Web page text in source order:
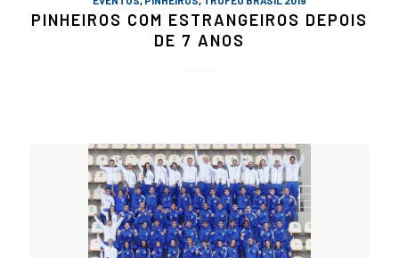
PINHEIROS COM ESTRANGEIROS DEPOIS
DE 7 ANOS